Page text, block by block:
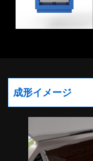
成形イメージ